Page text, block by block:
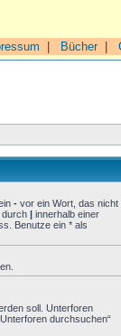
Bücher|
- vor ein Wort, das nicht
durch | innerhalb einer
Benutze ein * als
soll. Unterforen
durchsuchen“